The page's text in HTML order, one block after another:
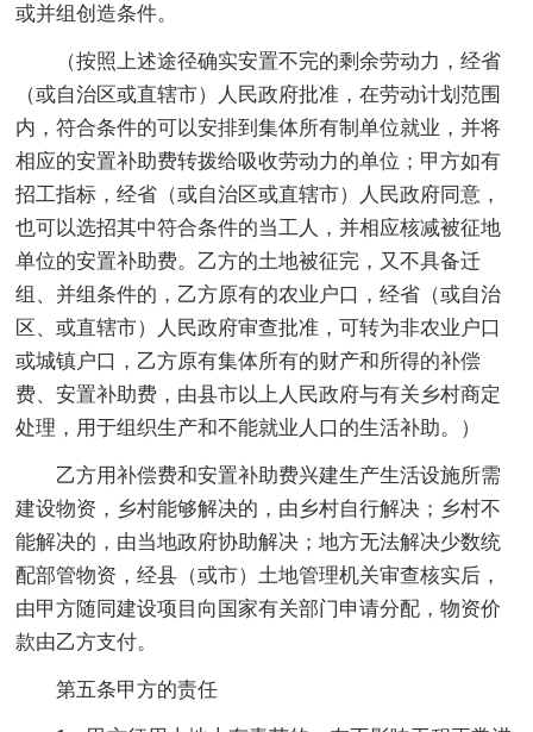
或并组创造条件。
（按照上述途径确实安置不完的剩余劳动力，经省
（或自治区或直辖市）人民政府批准，在劳动计划范围
内，符合条件的可以安排到集体所有制单位就业，并将
相应的安置补助费转拨给吸收劳动力的单位；甲方如有
招工指标，经省（或自治区或直辖市）人民政府同意，
也可以选招其中符合条件的当工人，并相应核减被征地
单位的安置补助费。乙方的土地被征完，又不具备迁
组、并组条件的，乙方原有的农业户口，经省（或自治
区、或直辖市）人民政府审查批准，可转为非农业户口
或城镇户口，乙方原有集体所有的财产和所得的补偿
费、安置补助费，由县市以上人民政府与有关乡村商定
处理，用于组织生产和不能就业人口的生活补助。）
乙方用补偿费和安置补助费兴建生产生活设施所需
建设物资，乡村能够解决的，由乡村自行解决；乡村不
能解决的，由当地政府协助解决；地方无法解决少数统
配部管物资，经县（或市）土地管理机关审查核实后，
由甲方随同建设项目向国家有关部门申请分配，物资价
款由乙方支付。
第五条甲方的责任